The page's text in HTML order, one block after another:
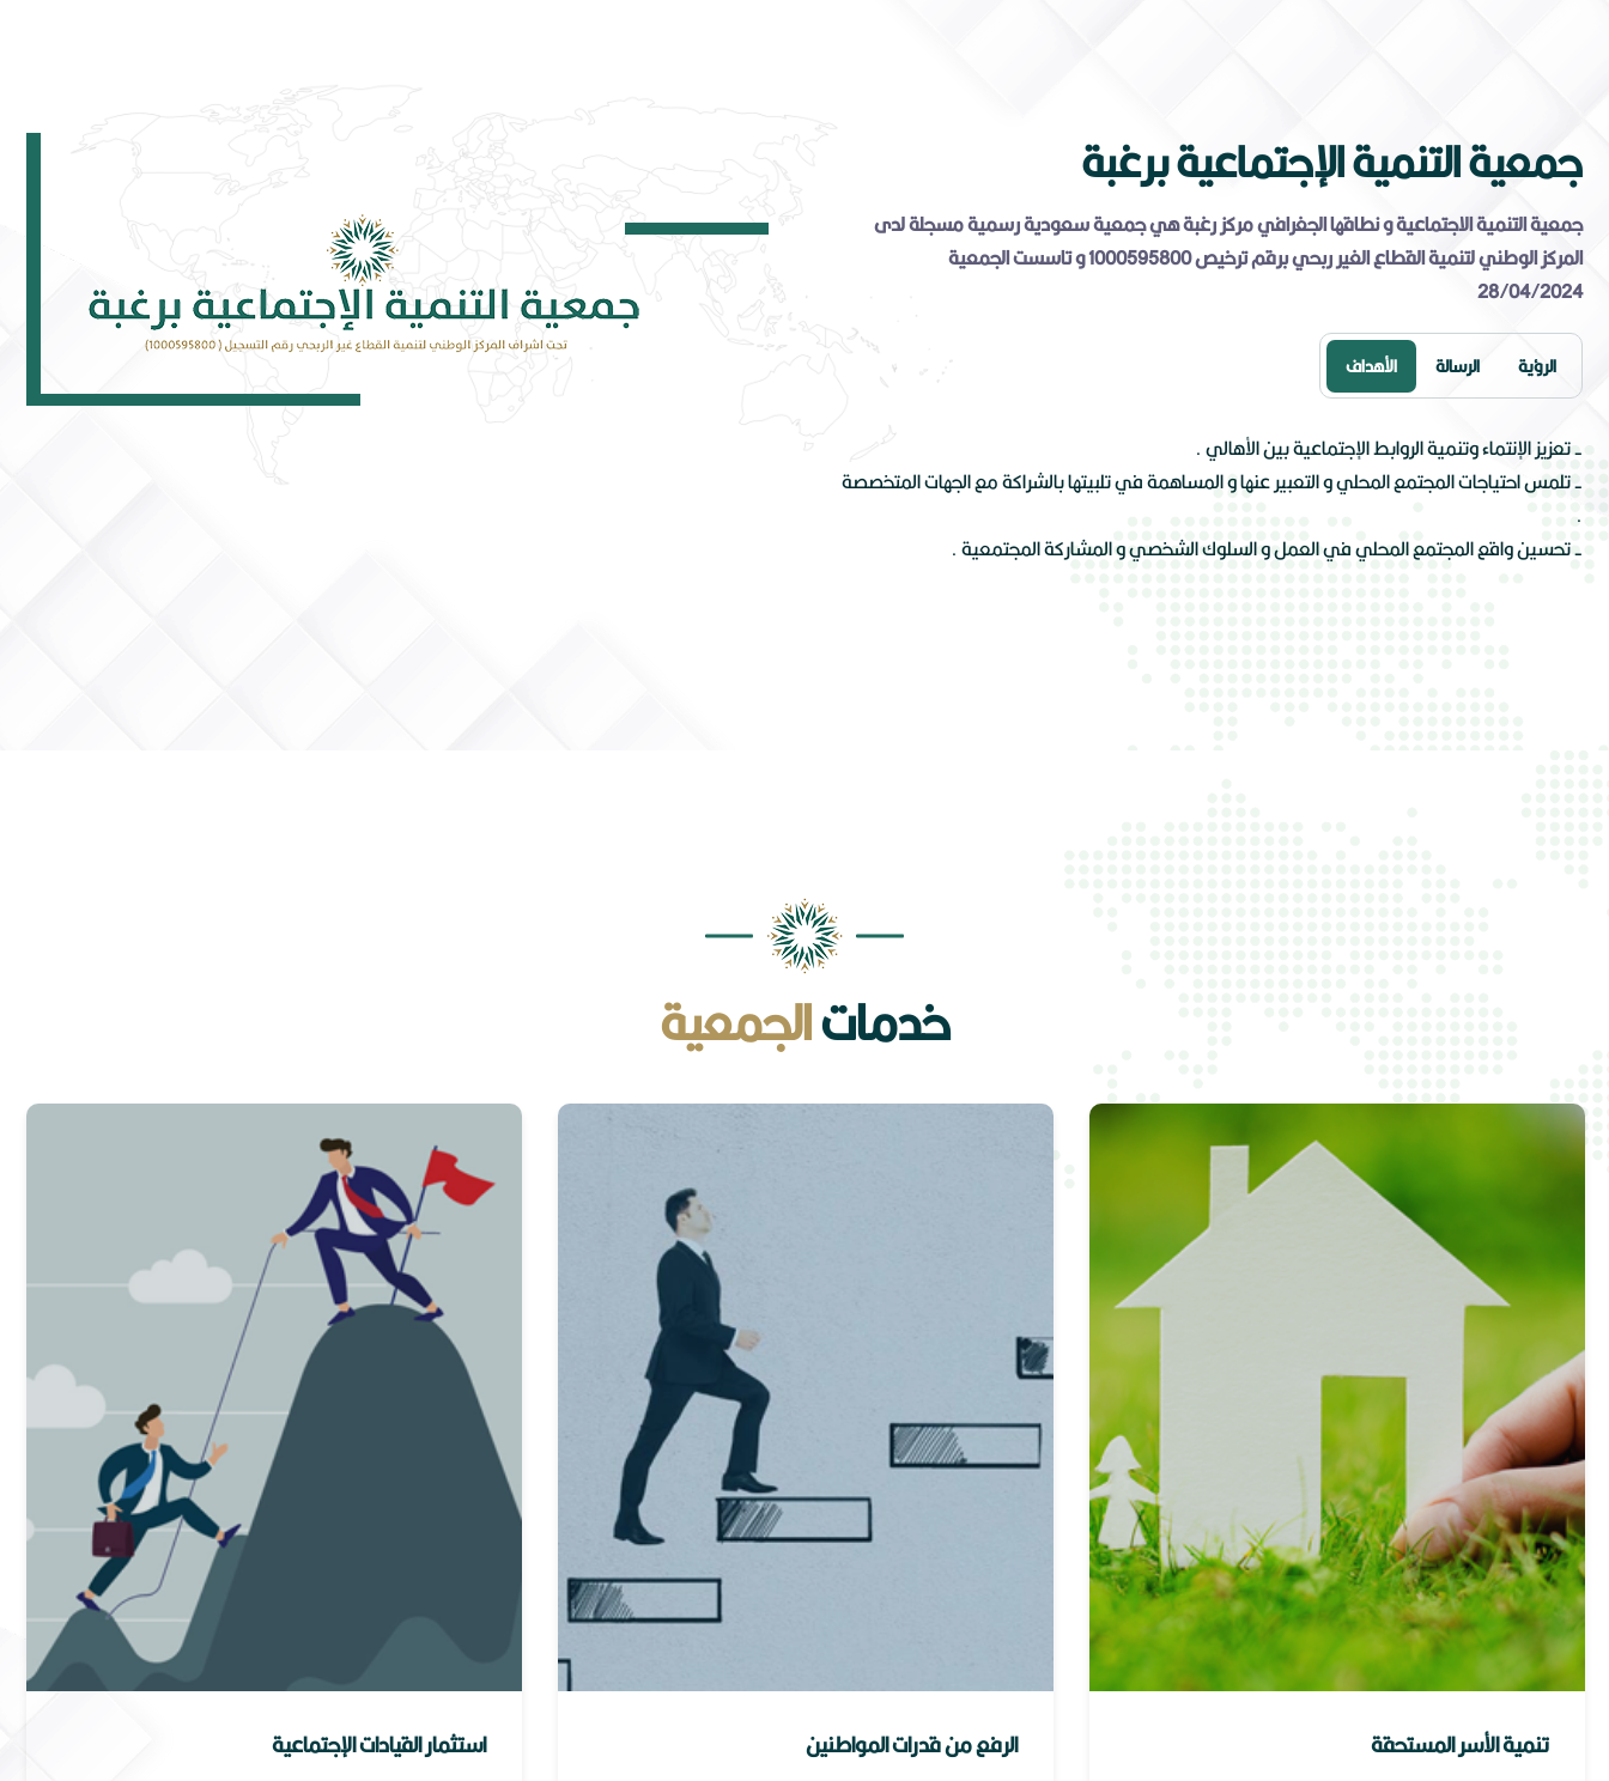
جمعية التنمية الإجتماعية برغبة
جمعية التنمية الاجتماعية و نطاقها الجغرافي مركز رغبة هي جمعية سعودية رسمية مسجلة لدى
المركز الوطني لتنمية القطاع الغير ربحي برقم ترخيص 1000595800 و تاسست الجمعية
28/04/2024
الرؤية الرسالة الأهداف
- تعزيز الإنتماء وتنمية الروابط الإجتماعية بين الأهالي .
- تلمس احتياجات المجتمع المحلي و التعبير عنها و المساهمة في تلبيتها بالشراكة مع الجهات المتخصصة
.
- تحسين واقع المجتمع المحلي في العمل و السلوك الشخصي و المشاركة المجتمعية .
خدماتالجمعية
استثمار القيادات الإجتماعية الرفع من قدرات المواطنين تنمية الأسر المستحقة